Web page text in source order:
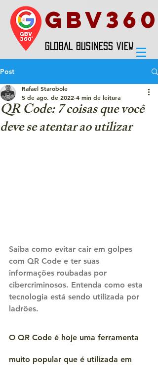
GBV360
GLOBAL BUSINESS VIEW
Post
QR Code: 7 coisas que você
deve se atentar ao utilizar
Rafael Starobole
5 de ago. de 2022 4 min de leitura
Saiba como evitar cair em golpes
com QR Code e ter suas
informações roubadas por
cibercriminosos. Entenda como esta
tecnologia está sendo utilizada por
ladrões.
O QR Code é hoje uma ferramenta
muito popular que é utilizada em